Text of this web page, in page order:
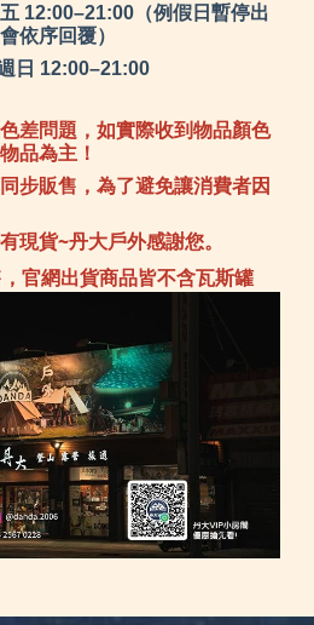
12:00–21:00（例假日暫停出
依序回覆）
日 12:00–21:00
差問題，如實際收到物品顏色
品為主！
步販售，為了避免讓消費者因
現貨~丹大戶外感謝您。
官網出貨商品皆不含瓦斯罐